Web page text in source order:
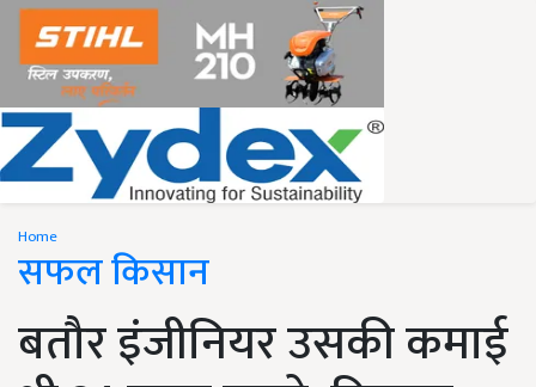
Home
सफल किसान
बतौर इंजीनियर उसकी कमाई